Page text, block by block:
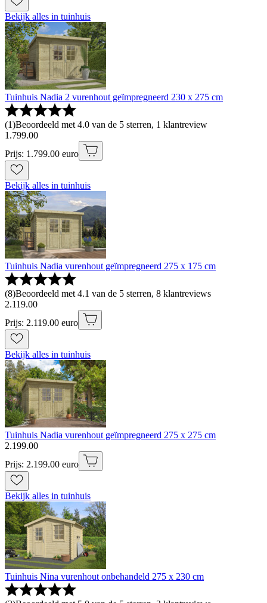
Bekijk alles in tuinhuis
Tuinhuis Nadia 2 vurenhout geïmpregneerd 230 x 275 cm
(1)Beoordeeld met 4.0 van de 5 sterren, 1 klantreview
1 .799.00
Prijs: 1.799.00 euro
Bekijk alles in tuinhuis
Tuinhuis Nadia vurenhout geïmpregneerd 275 x 175 cm
(8)Beoordeeld met 4.1 van de 5 sterren, 8 klantreviews
2.119.00
Prijs: 2.119.00 euro
Bekijk alles in tuinhuis
Tuinhuis Nadia vurenhout geïmpregneerd 275 x 275 cm
2.199.00
Prijs: 2.199.00 euro
Bekijk alles in tuinhuis
Tuinhuis Nina vurenhout onbehandeld 275 x 230 cm